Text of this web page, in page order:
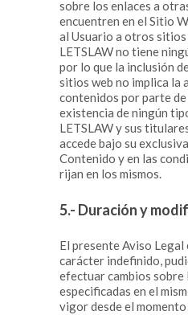
sobre los enlaces a
encuentren en el Sitio
al Usuario a otros
LETSLAW no tiene
por lo que la inclusión
sitios web no implica la
contenidos por parte de
existencia de ningún
LETSLAW y sus
accede bajo su
Contenido y en las
rijan en los mismos.
5.- Duración y
El presente Aviso
carácter indefinido,
efectuar cambios sobre
especificadas en el
vigor desde el